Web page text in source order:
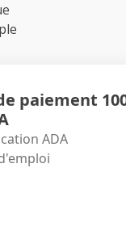
paiement
ADA